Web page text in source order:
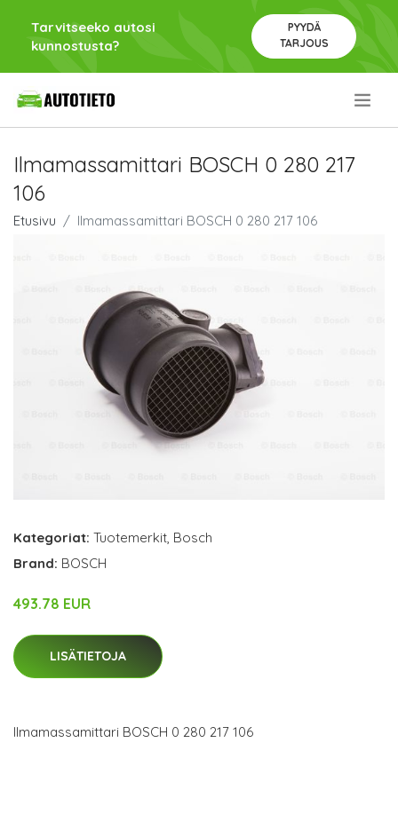
Tarvitseeko autosi
kunnostusta?
PYYDÄ
TARJOUS
Ilmamassamittari BOSCH 0 280 217
106
Etusivu Ilmamassamittari BOSCH 0 280 217 106
Kategoriat: Tuotemerkit, Bosch
Brand: BOSCH
493.78 EUR
LISÄTIETOJA
Ilmamassamittari BOSCH 0 280 217 106